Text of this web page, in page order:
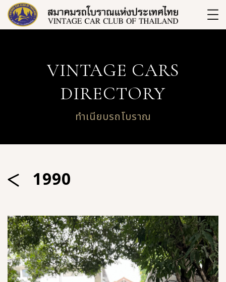
VINTAGE CARS
DIRECTORY
ทำเนียบรถโบราณ
1990